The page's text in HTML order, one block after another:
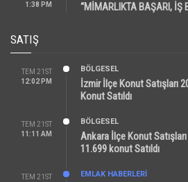
1:38 PM
“MİMARLIKTA BAŞARI, İŞ
SATIŞ
TEM 21ST
12:02 PM
BÖLGESEL
İzmir İlçe Konut Satışları
Konut Satıldı
TEM 21ST
11:11 AM
BÖLGESEL
Ankara İlçe Konut
11.699 konut Satıldı
TEM 21ST
EMLAK HABERLERI